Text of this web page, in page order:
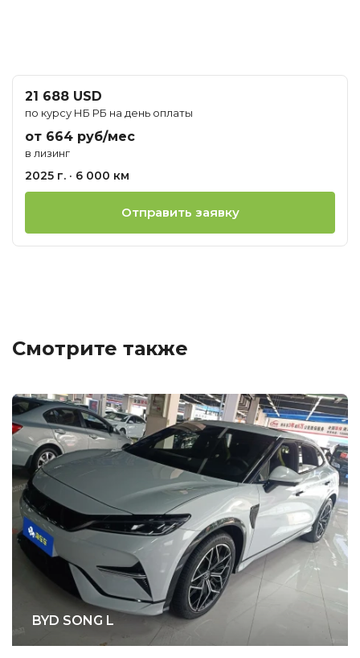
21 688 USD
по курсу НБ РБ на день оплаты
от 664 руб/мес
в лизинг
2025 г. · 6 000 км
Отправить заявку
Смотрите также
BYD SONG L